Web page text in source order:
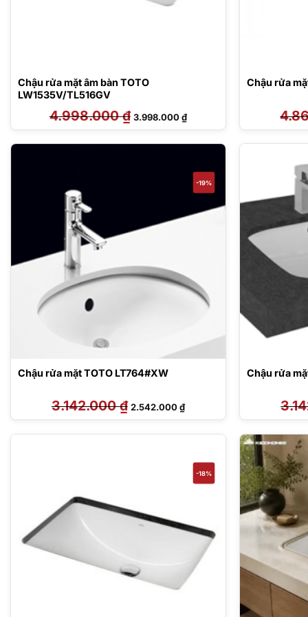
Chậu rửa mặt âm bàn TOTO
LW1535V/TL516GV
4.998.000₫ Giá
gốc
là:
3.998.000₫Giá
hiện
tại
3.998.000 ₫.
Chậu rửa
-19%
Chậu rửa mặt TOTO LT764#XW
3.142.000₫ Giá
gốc
là:
2.542.000₫Giá
hiện
tại
2.542.000 ₫.
Chậu rửa
-18%